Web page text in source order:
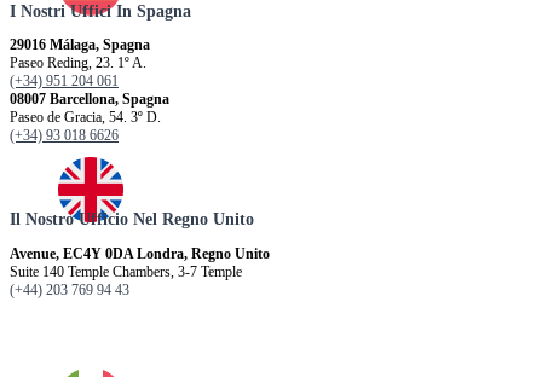
I Nostri Uffici In Spagna
29016 Málaga, Spagna
Paseo Reding, 23. 1º A.
(+34) 951 204 061
08007 Barcellona, ​​Spagna
Paseo de Gracia, 54. 3º D.
(+34) 93 018 6626
Il Nostro Ufficio Nel Regno Unito
Avenue, EC4Y 0DA Londra, Regno Unito
Suite 140 Temple Chambers, 3-7 Temple
(+44) 203 769 94 43